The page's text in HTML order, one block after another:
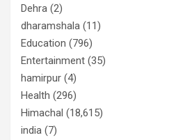
Dehra (2)
dharamshala (11)
Education (796)
Entertainment (35)
hamirpur (4)
Health (296)
Himachal (18,615)
india (7)